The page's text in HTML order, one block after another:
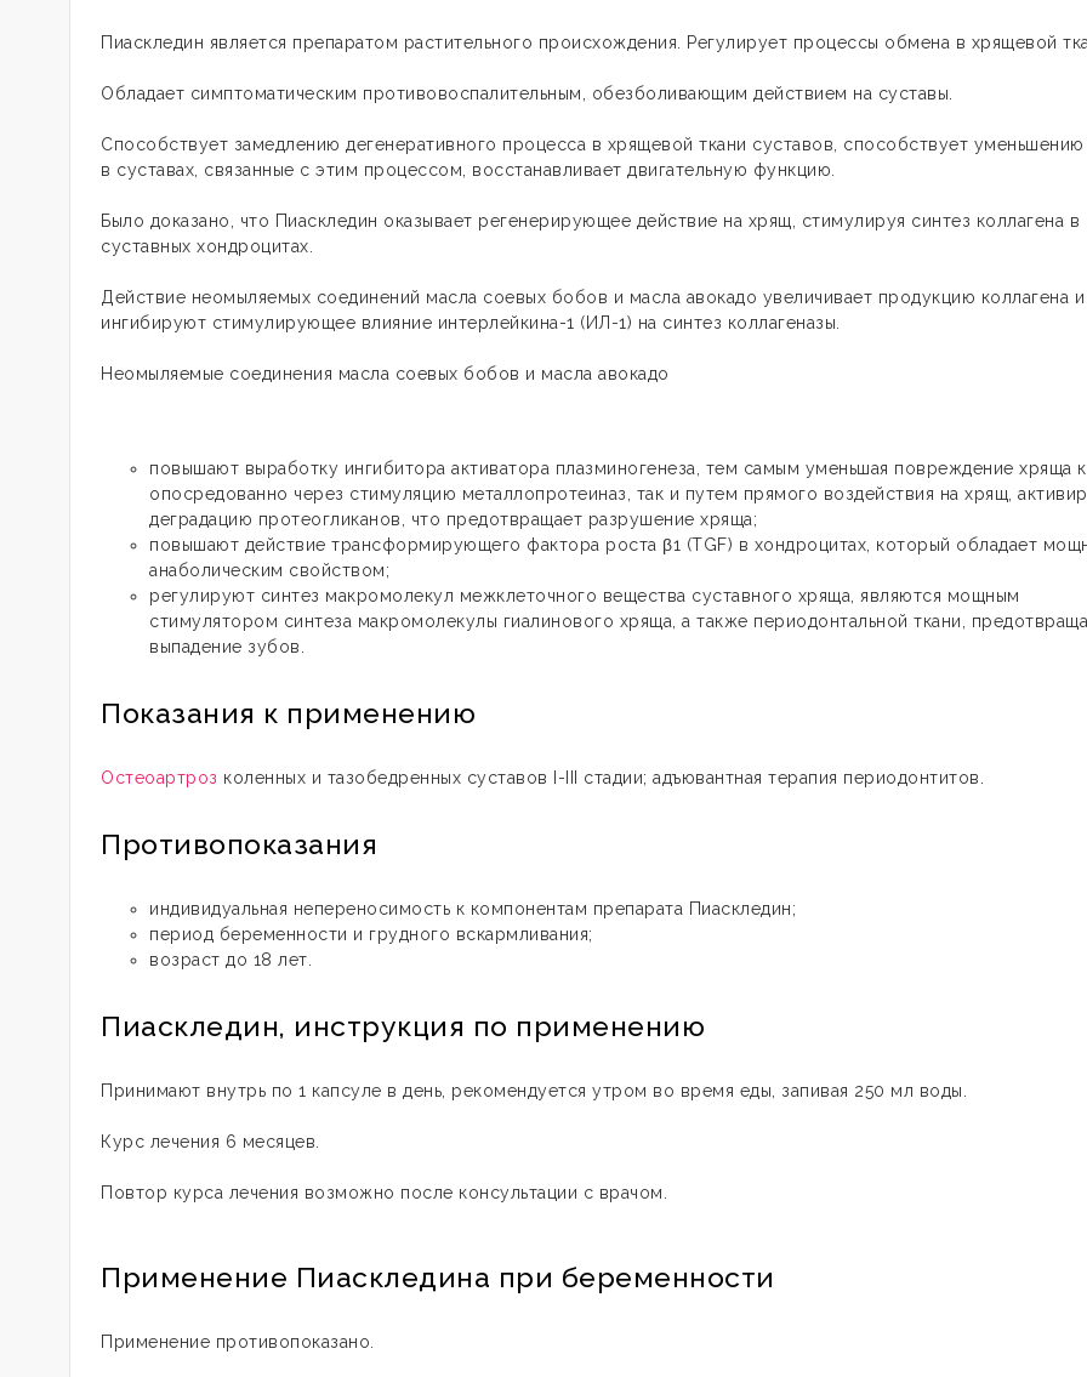
Пиаскледин является препаратом растительного происхождения. Регулирует процессы обмена в хрящевой
Обладает симптоматическим противовоспалительным, обезболивающим действием на суставы.
Способствует замедлению дегенеративного процесса в хрящевой ткани суставов, способствует
в суставах, связанные с этим процессом, восстанавливает двигательную функцию.
Было доказано, что Пиаскледин оказывает регенерирующее действие на хрящ, стимулируя синтез коллагена в
суставных хондроцитах.
Действие неомыляемых соединений масла соевых бобов и масла авокадо увеличивает продукцию коллагена и
ингибируют стимулирующее влияние интерлейкина-1 (ИЛ-1) на синтез коллагеназы.
Неомыляемые соединения масла соевых бобов и масла авокадо
повышают выработку ингибитора активатора плазминогенеза, тем самым уменьшая повреждение хряща
опосредованно через стимуляцию металлопротеиназ, так и путем прямого воздействия на хрящ,
деградацию протеогликанов, что предотвращает разрушение хряща;
повышают действие трансформирующего фактора роста β1 (TGF) в хондроцитах, который обладает
анаболическим свойством;
регулируют синтез макромолекул межклеточного вещества суставного хряща, являются мощным
стимулятором синтеза макромолекулы гиалинового хряща, а также периодонтальной ткани,
выпадение зубов.
Показания к применению
Остеоартроз коленных и тазобедренных суставов I-III стадии; адъювантная терапия периодонтитов.
Противопоказания
индивидуальная непереносимость к компонентам препарата Пиаскледин;
период беременности и грудного вскармливания;
возраст до 18 лет.
Пиаскледин, инструкция по применению
Принимают внутрь по 1 капсуле в день, рекомендуется утром во время еды, запивая 250 мл воды.
Курс лечения 6 месяцев.
Повтор курса лечения возможно после консультации с врачом.
Применение Пиаскледина при беременности
Применение противопоказано.